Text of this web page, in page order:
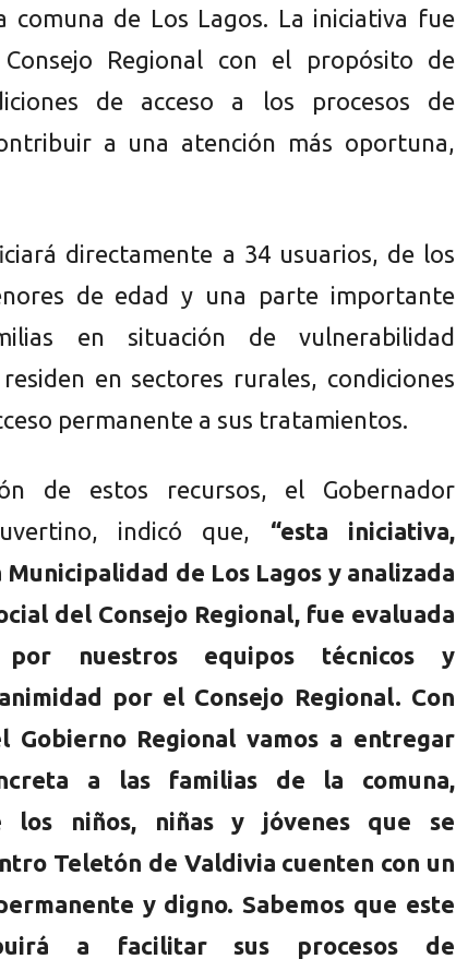
comuna de Los Lagos. La iniciativa fue
Regional con el propósito de
de acceso a los procesos de
a una atención más oportuna,
directamente a 34 usuarios, de los
de edad y una parte importante
en situación de vulnerabilidad
en sectores rurales, condiciones
permanente a sus tratamientos.
de estos recursos, el Gobernador
indicó que, “esta iniciativa,
de Los Lagos y analizada
del Consejo Regional, fue evaluada
por nuestros equipos técnicos y
por el Consejo Regional. Con
Gobierno Regional vamos a entregar
a las familias de la comuna,
los niños, niñas y jóvenes que se
Teletón de Valdivia cuenten con un
y digno. Sabemos que este
a facilitar sus procesos de